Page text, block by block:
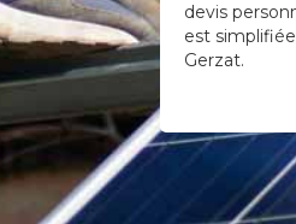
devis
est
Gerzat.